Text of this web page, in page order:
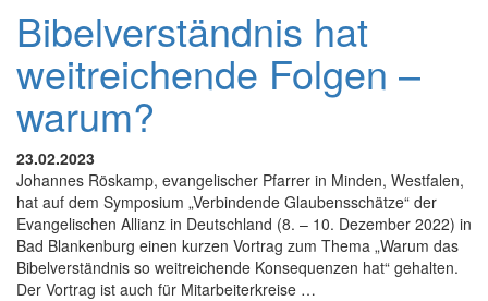
Bibelverständnis hat
weitreichende Folgen –
warum?
23.02.2023
Johannes Röskamp, evangelischer Pfarrer in Minden, Westfalen,
hat auf dem Symposium „Verbindende Glaubensschätze“ der
Evangelischen Allianz in Deutschland (8. – 10. Dezember 2022) in
Bad Blankenburg einen kurzen Vortrag zum Thema „Warum das
Bibelverständnis so weitreichende Konsequenzen hat“ gehalten.
Der Vortrag ist auch für Mitarbeiterkreise …